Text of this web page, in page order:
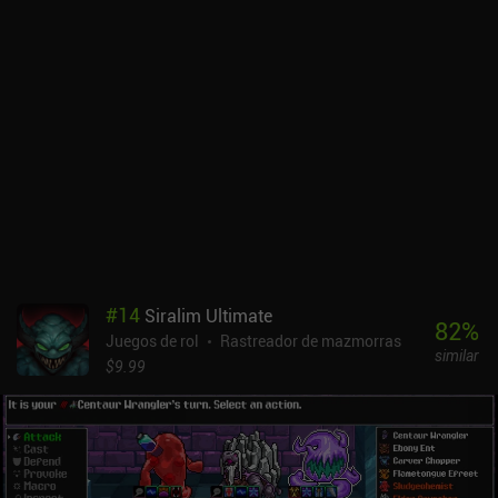
jugar a mazmorras de forma casual.
#14 Siralim Ultimate
Juegos de rol
Rastreador de mazmorras
$9.99
82%
similar